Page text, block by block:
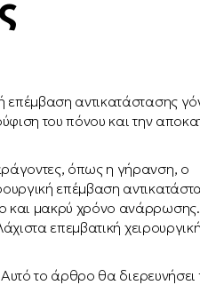
επέμβαση αντικατάστασης
του πόνου και την
όπως η γήρανση, ο
επέμβαση
και μακρύ χρόνο
επεμβατική
το άρθρο θα διερευνήσει